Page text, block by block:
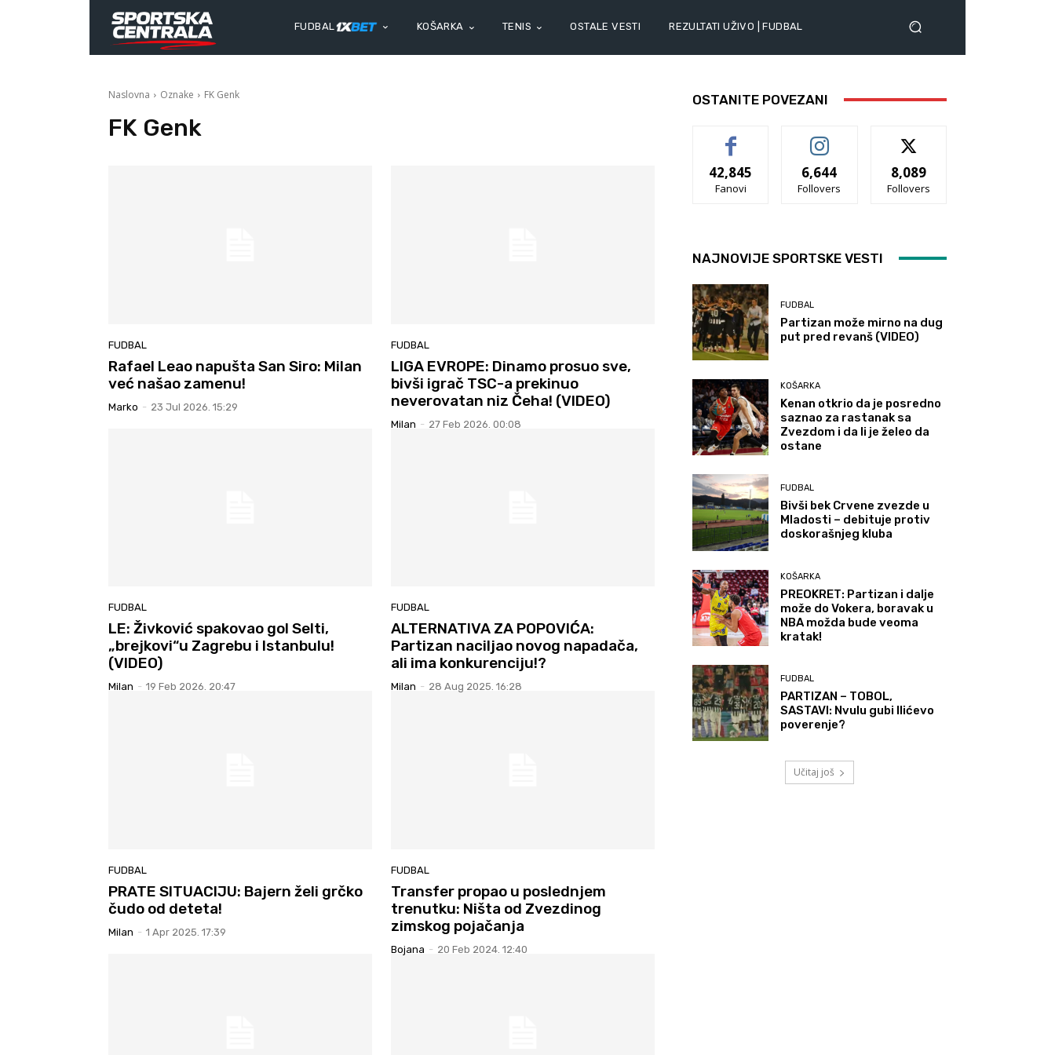
FUDBAL KOŠARKA TENIS OSTALE VESTI REZULTATI UŽIVO | FUDBAL
Naslovna Oznake FK Genk
FK Genk
FUDBAL
Rafael Leao napušta San Siro: Milan
već našao zamenu!
Marko - 23 Jul 2026. 15:29
FUDBAL
LIGA EVROPE: Dinamo prosuo sve,
bivši igrač TSC-a prekinuo
neverovatan niz Čeha! (VIDEO)
Milan - 27 Feb 2026. 00:08
FUDBAL
LE: Živković spakovao gol Selti,
„brejkovi“u Zagrebu i Istanbulu!
(VIDEO)
Milan - 19 Feb 2026. 20:47
FUDBAL
ALTERNATIVA ZA POPOVIĆA:
Partizan naciljao novog napadača,
ali ima konkurenciju!?
Milan - 28 Aug 2025. 16:28
FUDBAL
PRATE SITUACIJU: Bajern želi grčko
čudo od deteta!
Milan - 1 Apr 2025. 17:39
FUDBAL
Transfer propao u poslednjem
trenutku: Ništa od Zvezdinog
zimskog pojačanja
Bojana - 20 Feb 2024. 12:40
OSTANITE POVEZANI
42,845
Fanovi
6,644
Follovers
8,089
Follovers
NAJNOVIJE SPORTSKE VESTI
FUDBAL
Partizan može mirno na dug
put pred revanš (VIDEO)
KOŠARKA
Kenan otkrio da je posredno
saznao za rastanak sa
Zvezdom i da li je želeo da
ostane
FUDBAL
Bivši bek Crvene zvezde u
Mladosti – debituje protiv
doskorašnjeg kluba
KOŠARKA
PREOKRET: Partizan i dalje
može do Vokera, boravak u
NBA možda bude veoma
kratak!
FUDBAL
PARTIZAN – TOBOL,
SASTAVI: Nvulu gubi Ilićevo
poverenje?
Učitaj još